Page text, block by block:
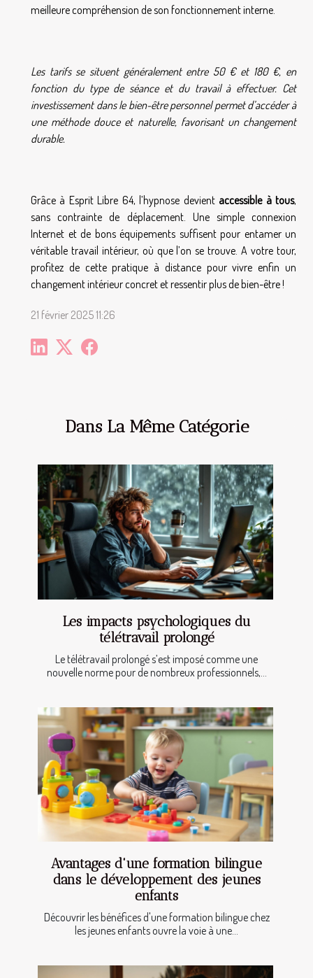
Dans La Même Catégorie
Les impacts psychologiques du
télétravail prolongé
Le télétravail prolongé s’est imposé comme une
nouvelle norme pour de nombreux professionnels,...
Avantages d'une formation bilingue
dans le développement des jeunes
enfants
Découvrir les bénéfices d'une formation bilingue chez
les jeunes enfants ouvre la voie à une...
meilleure compréhension de son fonctionnement interne.
Les tarifs se situent généralement entre 50 € et 180 €, en
fonction du type de séance et du travail à effectuer. Cet
investissement dans le bien-être personnel permet d’accéder à
une méthode douce et naturelle, favorisant un changement
durable.
Grâce à Esprit Libre 64, l’hypnose devient accessible à tous,
sans contrainte de déplacement. Une simple connexion
Internet et de bons équipements suffisent pour entamer un
véritable travail intérieur, où que l’on se trouve. A votre tour,
profitez de cette pratique à distance pour vivre enfin un
changement intérieur concret et ressentir plus de bien-être !
21 février 2025 11:26